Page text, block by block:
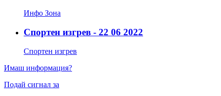
Инфо Зона
Спортен изгрев - 22 06 2022
Спортен изгрев
Имаш информация?
Подай сигнал за